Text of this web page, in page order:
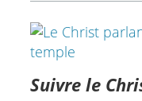
Suivre le